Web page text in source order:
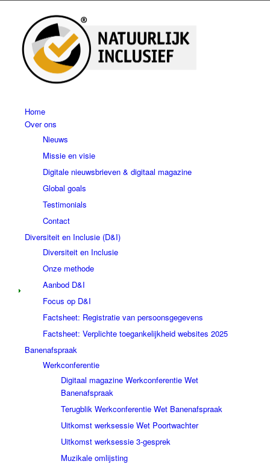
Home
Over ons
Nieuws
Missie en visie
Digitale nieuwsbrieven & digitaal magazine
Global goals
Testimonials
Contact
Diversiteit en Inclusie (D&I)
Diversiteit en Inclusie
Onze methode
Aanbod D&I
Focus op D&I
Factsheet: Registratie van persoonsgegevens
Factsheet: Verplichte toegankelijkheid websites 2025
Banenafspraak
Werkconferentie
Digitaal magazine Werkconferentie Wet
Banenafspraak
Terugblik Werkconferentie Wet Banenafspraak
Uitkomst werksessie Wet Poortwachter
Uitkomst werksessie 3-gesprek
Muzikale omlijsting